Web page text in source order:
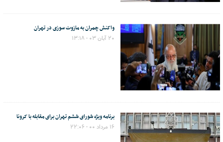
واکنش چمران به مازوت سوزی در تهران
۲۰ آبان ۰۳ - ۱۳:۱۸
برنامه ویژه شورای ششم تهران برای مقابله با کرونا
۱۶ مرداد ۰۰ - ۲۲:۰۶